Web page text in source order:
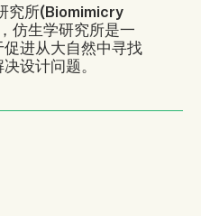
究所(Biomimicry
仿生学研究所是一
进从大自然中寻找
设计问题。